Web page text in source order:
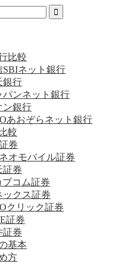
比較
SBIネット銀行
銀行
パンネット銀行
ン銀行
あおぞらネット銀行
較
券
オモバイル証券
証券
ブコム証券
ックス証券
クリック証券
証券
証券
基本
方